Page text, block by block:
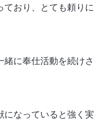
おり、とても頼り
に奉仕活動を続け
なっていると強く